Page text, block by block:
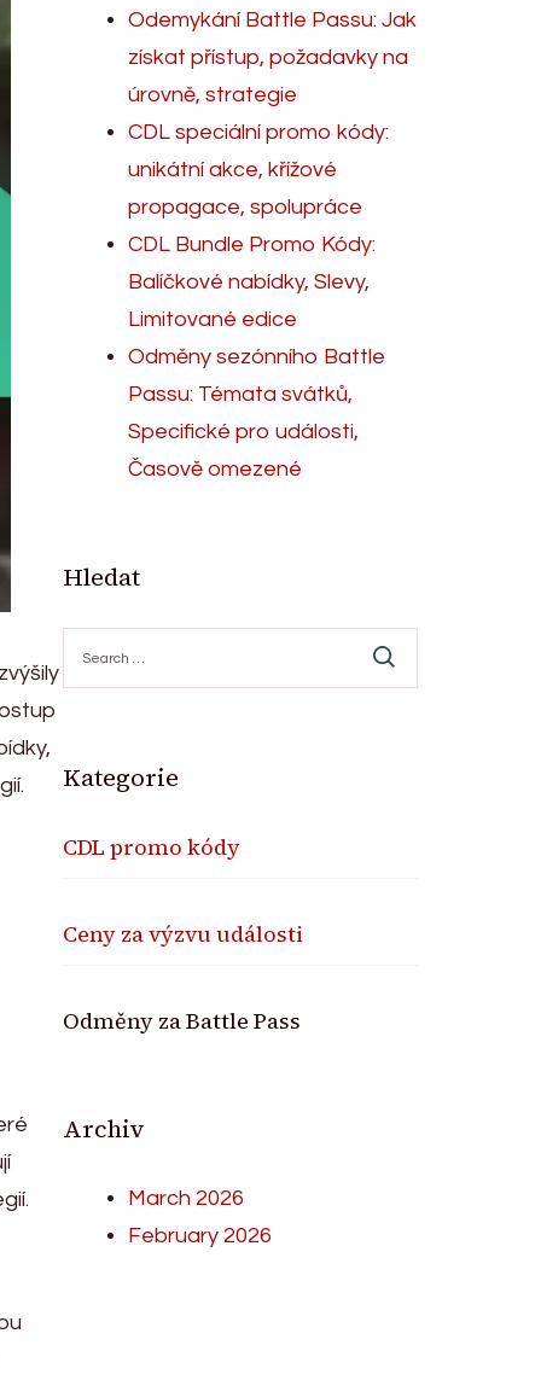
Odemykání Battle Passu: Jak
získat přístup, požadavky na
úrovně, strategie
CDL speciální promo kódy:
unikátní akce, křížové
propagace, spolupráce
CDL Bundle Promo Kódy:
Balíčkové nabídky, Slevy,
Limitované edice
Odměny sezónního Battle
Passu: Témata svátků,
Specifické pro události,
Časově omezené
Hledat
for:
Kategorie
CDL promo kódy
Ceny za výzvu události
Odměny za Battle Pass
Archiv
March 2026
February 2026